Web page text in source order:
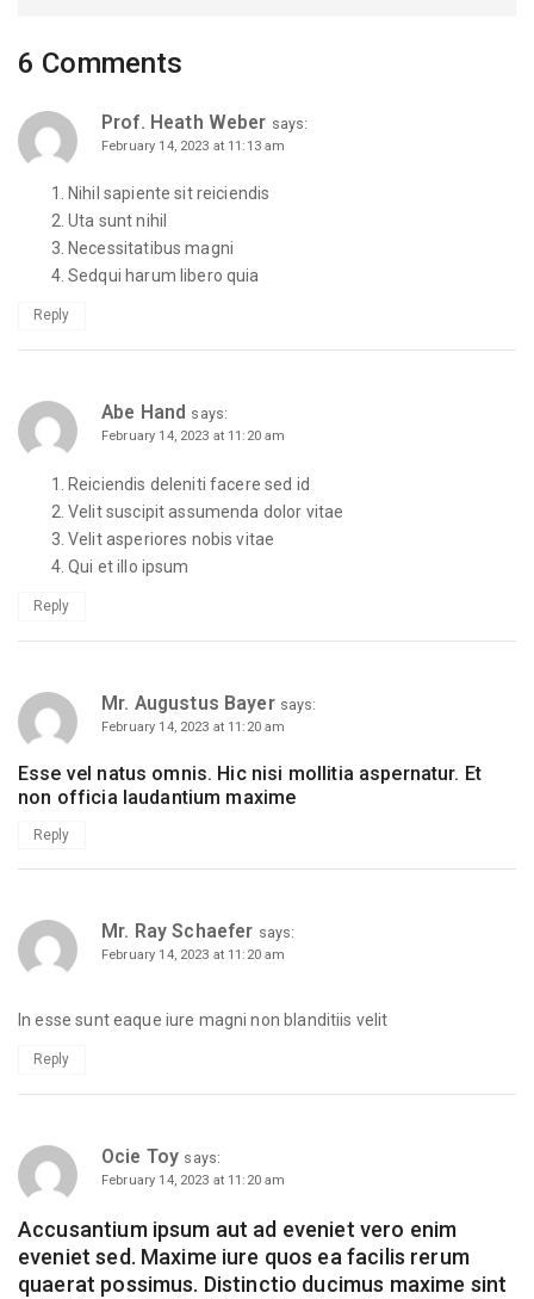
6 Comments
Prof. Heath Weber says:
February 14, 2023 at 11:13 am
Nihil sapiente sit reiciendis
Uta sunt nihil
Necessitatibus magni
Sedqui harum libero quia
Reply
Abe Hand says:
February 14, 2023 at 11:20 am
Reiciendis deleniti facere sed id
Velit suscipit assumenda dolor vitae
Velit asperiores nobis vitae
Qui et illo ipsum
Reply
Mr. Augustus Bayer says:
February 14, 2023 at 11:20 am
Esse vel natus omnis. Hic nisi mollitia aspernatur. Et
non officia laudantium maxime
Reply
Mr. Ray Schaefer says:
February 14, 2023 at 11:20 am
In esse sunt eaque iure magni non blanditiis velit
Reply
Ocie Toy says:
February 14, 2023 at 11:20 am
Accusantium ipsum aut ad eveniet vero enim
eveniet sed. Maxime iure quos ea facilis rerum
quaerat possimus. Distinctio ducimus maxime sint